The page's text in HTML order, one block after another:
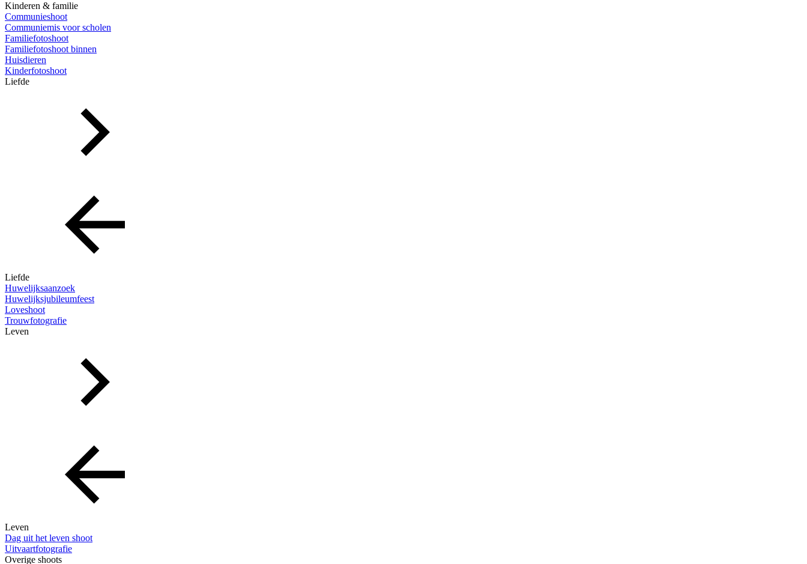
Kinderen & familie
Communieshoot
Communiemis voor scholen
Familiefotoshoot
Familiefotoshoot binnen
Huisdieren
Kinderfotoshoot
Liefde
Liefde
Huwelijksaanzoek
Huwelijksjubileumfeest
Loveshoot
Trouwfotografie
Leven
Leven
Dag uit het leven shoot
Uitvaartfotografie
Overige shoots